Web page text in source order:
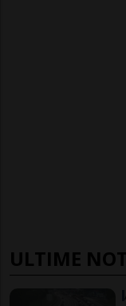
ULTIME